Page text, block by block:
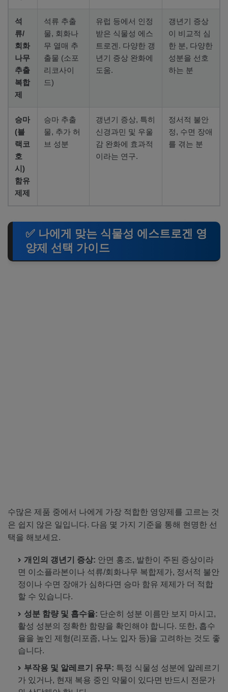
석
류/
회화
나무
추출
복합
제
석류 추출
물, 회화나
무 열매 추
출물 (소포
리코사이
드)
유럽 등에서 인정
받은 식물성 에스
트로겐. 다양한 갱
년기 증상 완화에
도움.
갱년기 증상
이 비교적 심
한 분, 다양한
성분을 선호
하는 분
승마
(블
랙코
호
시)
함유
제제
승마 추출
물, 추가 허
브 성분
갱년기 증상, 특히
신경과민 및 우울
감 완화에 효과적
이라는 연구.
정서적 불안
정, 수면 장애
를 겪는 분
✅ 나에게 맞는 식물성 에스트로겐 영
양제 선택 가이드
수많은 제품 중에서 나에게 가장 적합한 영양제를 고르는 것
은 쉽지 않은 일입니다. 다음 몇 가지 기준을 통해 현명한 선
택을 해보세요.
개인의 갱년기 증상: 안면 홍조, 발한이 주된 증상이라
면 이소플라본이나 석류/회화나무 복합제가, 정서적 불안
정이나 수면 장애가 심하다면 승마 함유 제제가 더 적합
할 수 있습니다.
성분 함량 및 흡수율: 단순히 성분 이름만 보지 마시고,
활성 성분의 정확한 함량을 확인해야 합니다. 또한, 흡수
율을 높인 제형(리포좀, 나노 입자 등)을 고려하는 것도 좋
습니다.
부작용 및 알레르기 유무: 특정 식물성 성분에 알레르기
가 있거나, 현재 복용 중인 약물이 있다면 반드시 전문가